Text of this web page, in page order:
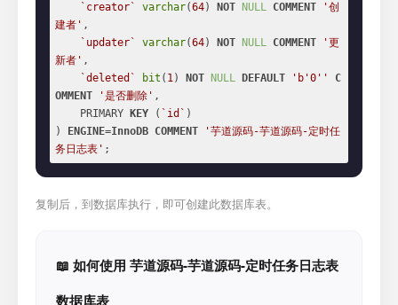
`creator`
varchar(64) NOT NULL COMMENT
'创
建者' ,
`updater`
varchar(64) NOT NULL COMMENT
'更
新者' ,
`deleted`
bit ( 1) NOT NULL DEFAULT 'b'0 ''
C
OMMENT
'是否删除' ,
    PRIMARY
KEY ( `id` )
)
ENGINE=InnoDB COMMENT
'芋道源码-芋道源码-定时任
务日志表' ;
复制后，到数据库执行，即可创建此数据库表。
📖 如何使用 芋道源码-芋道源码-定时任务日志表
数据库表